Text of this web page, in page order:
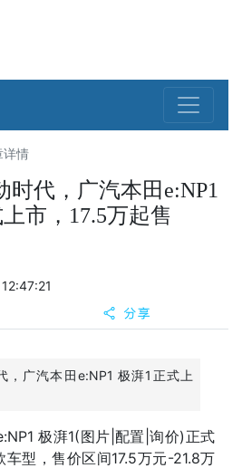
详情
时代，广汽本田e:NP1
市，17.5万起售
，广汽本田e:NP1 极湃1正式上
极湃1(图片 配置 询价)正式
型，售价区间17.5万元-21.8万